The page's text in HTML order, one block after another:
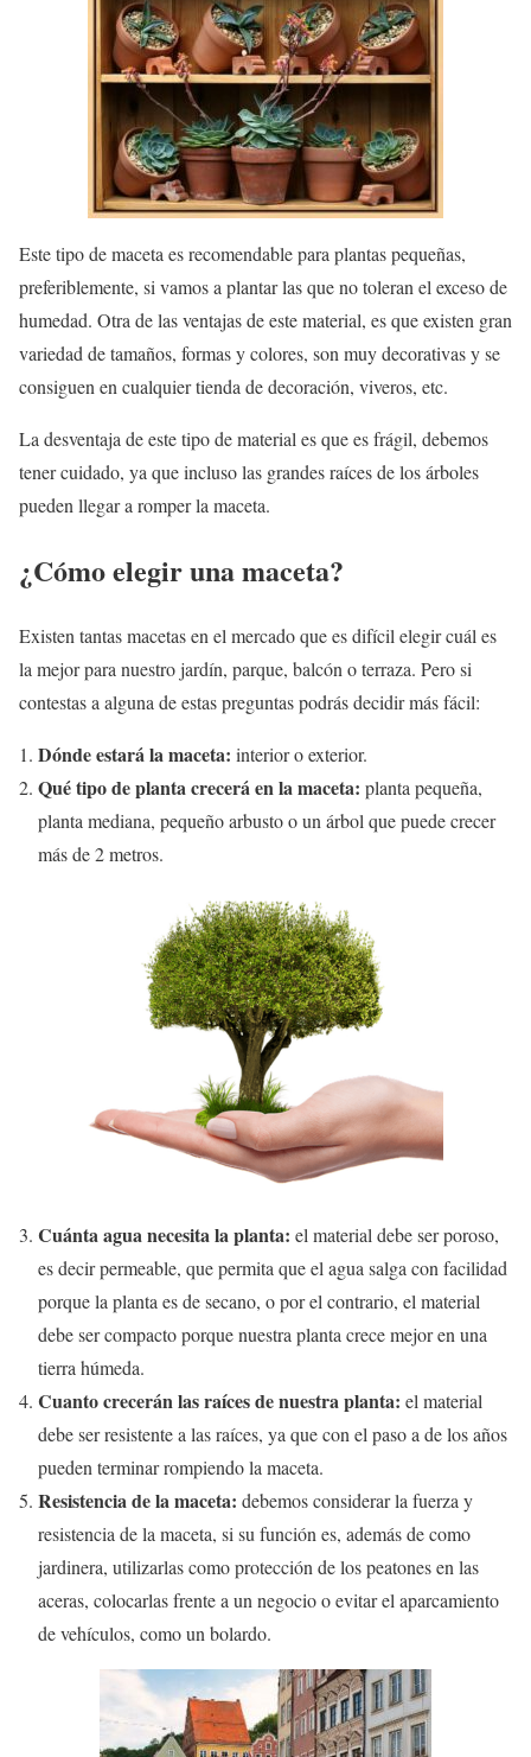
Este tipo de maceta es recomendable para plantas pequeñas,
preferiblemente, si vamos a plantar las que no toleran el exceso de
humedad. Otra de las ventajas de este material, es que existen gran
variedad de tamaños, formas y colores, son muy decorativas y se
consiguen en cualquier tienda de decoración, viveros, etc.
La desventaja de este tipo de material es que es frágil, debemos
tener cuidado, ya que incluso las grandes raíces de los árboles
pueden llegar a romper la maceta.
¿Cómo elegir una maceta?
Existen tantas macetas en el mercado que es difícil elegir cuál es
la mejor para nuestro jardín, parque, balcón o terraza. Pero si
contestas a alguna de estas preguntas podrás decidir más fácil:
Dónde estará la maceta: interior o exterior.
Qué tipo de planta crecerá en la maceta: planta pequeña,
planta mediana, pequeño arbusto o un árbol que puede crecer
más de 2 metros.
Cuánta agua necesita la planta: el material debe ser poroso,
es decir permeable, que permita que el agua salga con facilidad
porque la planta es de secano, o por el contrario, el material
debe ser compacto porque nuestra planta crece mejor en una
tierra húmeda.
Cuanto crecerán las raíces de nuestra planta: el material
debe ser resistente a las raíces, ya que con el paso a de los años
pueden terminar rompiendo la maceta.
Resistencia de la maceta: debemos considerar la fuerza y
resistencia de la maceta, si su función es, además de como
jardinera, utilizarlas como protección de los peatones en las
aceras, colocarlas frente a un negocio o evitar el aparcamiento
de vehículos, como un bolardo.